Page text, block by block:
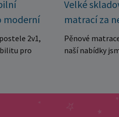
moderní
2v1,
pro
Velké
matrací za
Pěnové
naší nabídky